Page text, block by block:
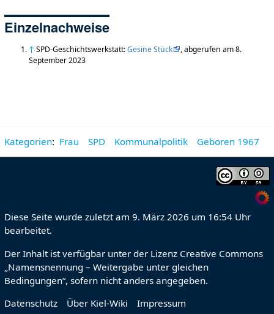
Einzelnachweise
↑ SPD-Geschichtswerkstatt:Gesine Stück
, abgerufen am 8.
September 2023
Kategorien: Frau SPD Kommunalpolitik Geboren 1967
Diese Seite wurde zuletzt am 9. März 2026 um 16:54 Uhr
bearbeitet.
Der Inhalt ist verfügbar unter der Lizenz Creative Commons
„Namensnennung – Weitergabe unter gleichen
Bedingungen“, sofern nicht anders angegeben.
Datenschutz
Über Kiel-Wiki Impressum